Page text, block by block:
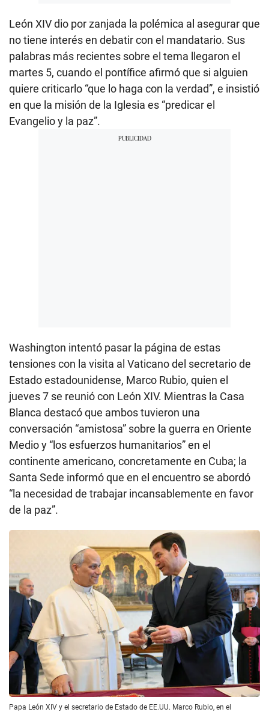
León XIV dio por zanjada la polémica al asegurar que
no tiene interés en debatir con el mandatario. Sus
palabras más recientes sobre el tema llegaron el
martes 5, cuando el pontífice afirmó que si alguien
quiere criticarlo “que lo haga con la verdad”, e insistió
en que la misión de la Iglesia es “predicar el
Evangelio y la paz”.
Washington intentó pasar la página de estas
tensiones con la visita al Vaticano del secretario de
Estado estadounidense, Marco Rubio, quien el
jueves 7 se reunió con León XIV. Mientras la Casa
Blanca destacó que ambos tuvieron una
conversación “amistosa” sobre la guerra en Oriente
Medio y “los esfuerzos humanitarios” en el
continente americano, concretamente en Cuba; la
Santa Sede informó que en el encuentro se abordó
“la necesidad de trabajar incansablemente en favor
de la paz”.
Papa León XIV y el secretario de Estado de EE.UU. Marco Rubio, en el